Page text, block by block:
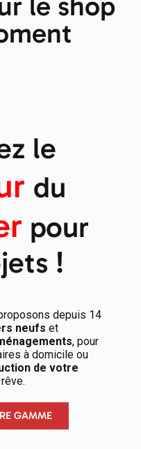
le
du
pour
!
depuis 14
neufs et
, pour
à domicile ou
de votre
GAMME